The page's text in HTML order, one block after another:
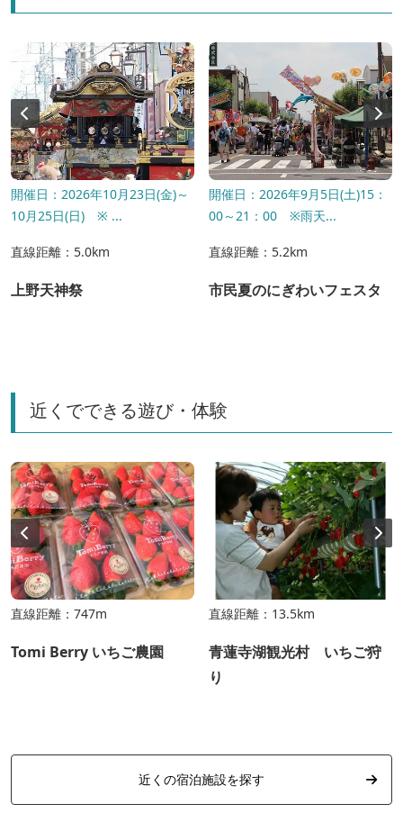
開催日：2026年10月23日(金)～
10月25日(日) ※ ...
直線距離：5.0km
上野天神祭
開催日：2026年9月5日(土)15：
00～21：00 ※雨天...
直線距離：5.2km
市民夏のにぎわいフェスタ
近くでできる遊び・体験
直線距離：747m
Tomi Berry いちご農園
直線距離：13.5km
青蓮寺湖観光村 いちご狩
り
近くの宿泊施設を探す